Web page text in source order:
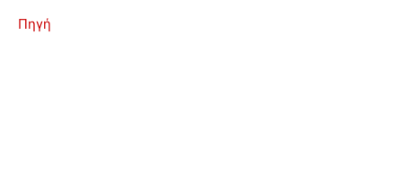
Πηγή